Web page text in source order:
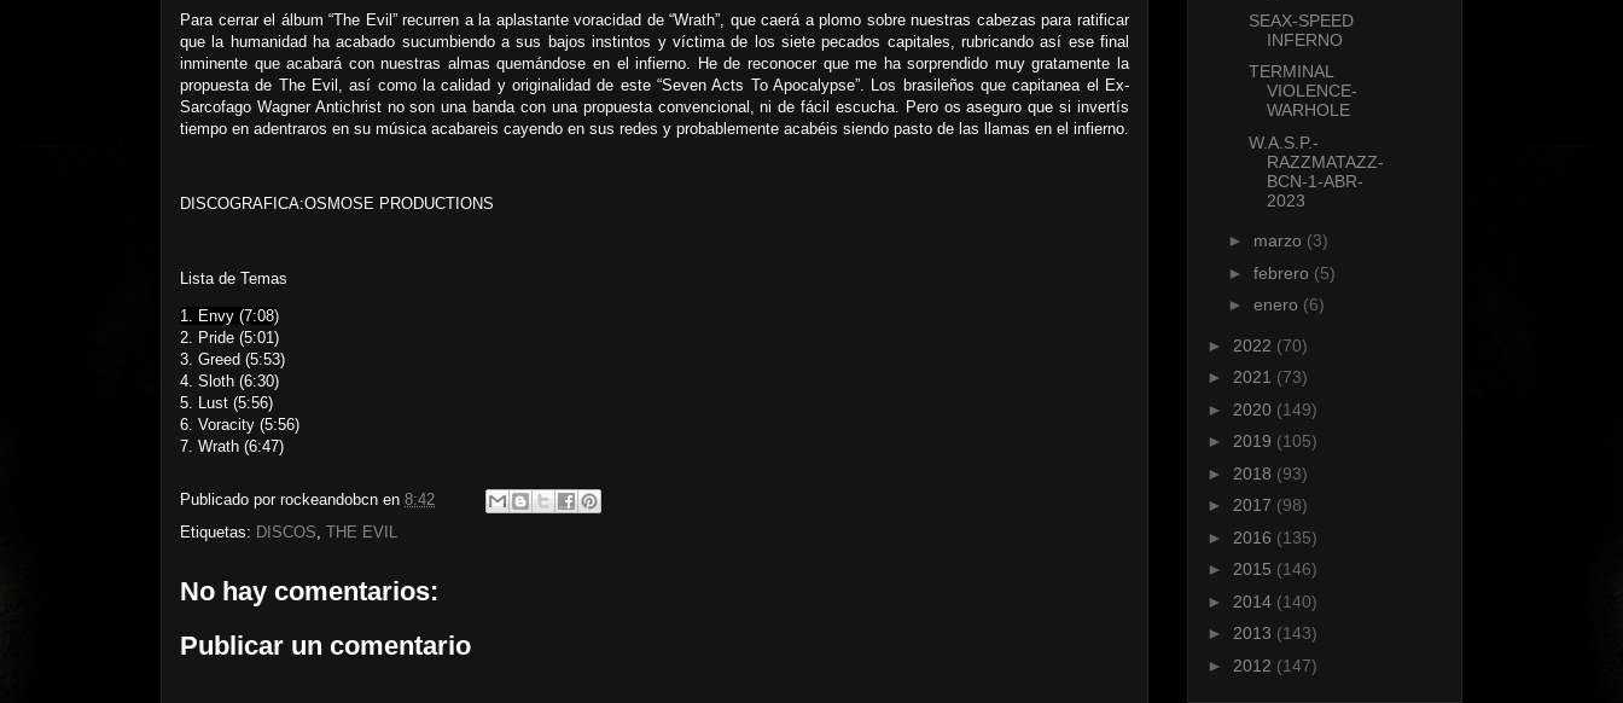
Para cerrar el álbum “The Evil” recurren a la aplastante voracidad de “Wrath”, que caerá a plomo sobre nuestras cabezas para ratificar
que la humanidad ha acabado sucumbiendo a sus bajos instintos y víctima de los siete pecados capitales, rubricando así ese final
inminente que acabará con nuestras almas quemándose en el infierno. He de reconocer que me ha sorprendido muy gratamente la
propuesta de The Evil, así como la calidad y originalidad de este “Seven Acts To Apocalypse”. Los brasileños que capitanea el Ex-
Sarcofago Wagner Antichrist no son una banda con una propuesta convencional, ni de fácil escucha. Pero os aseguro que si invertís
tiempo en adentraros en su música acabareis cayendo en sus redes y probablemente acabéis siendo pasto de las llamas en el infierno.
DISCOGRAFICA:OSMOSE PRODUCTIONS
Lista de Temas
1. Envy (7:08)
2. Pride (5:01)
3. Greed (5:53)
4. Sloth (6:30)
5. Lust (5:56)
6. Voracity (5:56)
7. Wrath (6:47)
Publicado por rockeandobcn en 8:42
Etiquetas: DISCOS THE EVIL
No hay comentarios:
Publicar un comentario
SEAX-SPEED
INFERNO
TERMINAL
VIOLENCE-
WARHOLE
W.A.S.P.-
RAZZMATAZZ-
BCN-1-ABR-
2023
► marzo (3)
► febrero (5)
► enero (6)
► 2022 (70)
► 2021 (73)
► 2020 (149)
► 2019 (105)
► 2018 (93)
► 2017 (98)
► 2016 (135)
► 2015 (146)
► 2014 (140)
► 2013 (143)
► 2012 (147)